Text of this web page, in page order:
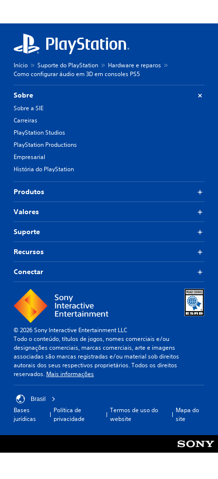
Início Suporte do PlayStation
Hardware e reparos
Como configurar áudio em 3D em consoles PS5
Sobre
Sobre a SIE
Carreiras
PlayStation Studios
PlayStation Productions
Empresarial
História do PlayStation
Produtos
Valores
Suporte
Recursos
Conectar
© 2026 Sony Interactive Entertainment LLC
Todo o conteúdo, títulos de jogos, nomes comerciais e/ou
designações comerciais, marcas comerciais, arte e imagens
associadas são marcas registradas e/ou material sob direitos
autorais dos seus respectivos proprietários. Todos os direitos
reservados. Mais informações
Brasil
Bases
jurídicas
Política de
privacidade
Termos de uso do
website
Mapa do
site